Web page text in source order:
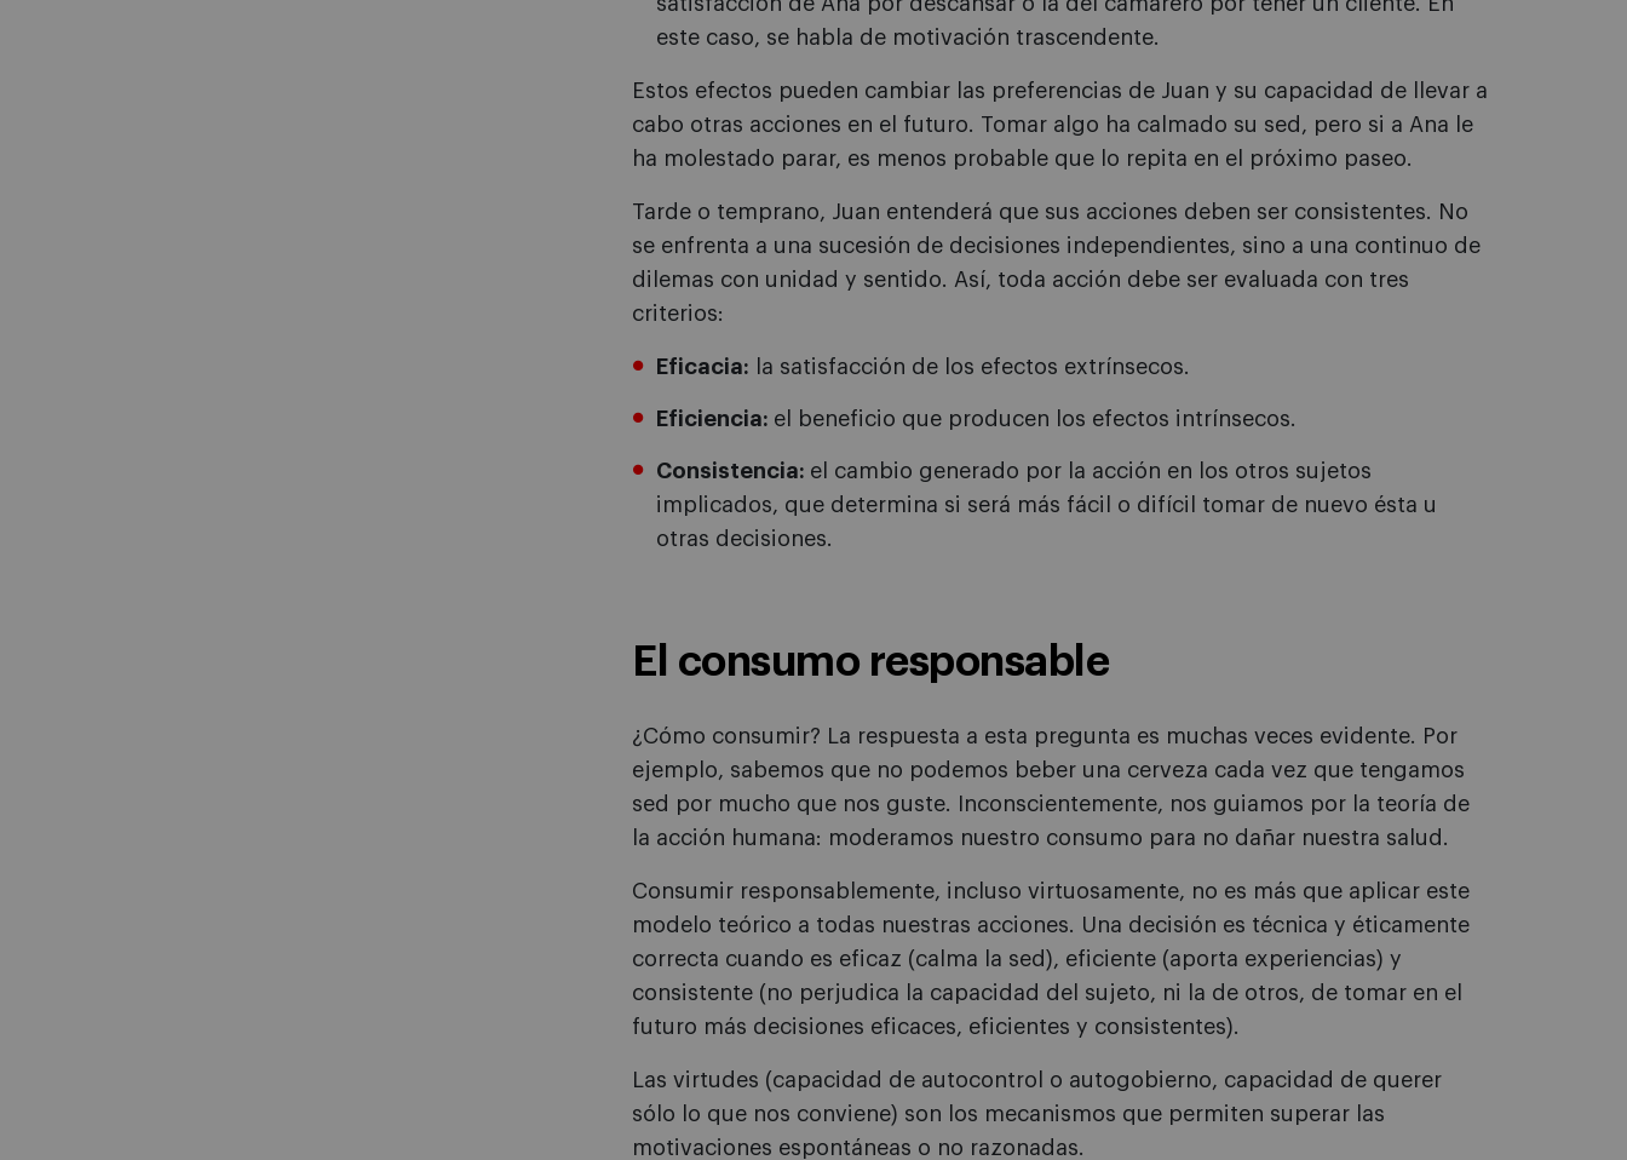
este caso, se habla de motivación trascendente.
Estos efectos pueden cambiar las preferencias de Juan y su capacidad de llevar a
cabo otras acciones en el futuro. Tomar algo ha calmado su sed, pero si a Ana le
ha molestado parar, es menos probable que lo repita en el próximo paseo.
Tarde o temprano, Juan entenderá que sus acciones deben ser consistentes. No
se enfrenta a una sucesión de decisiones independientes, sino a una continuo de
dilemas con unidad y sentido. Así, toda acción debe ser evaluada con tres
criterios:
Eficacia: la satisfacción de los efectos extrínsecos.
Eficiencia: el beneficio que producen los efectos intrínsecos.
Consistencia: el cambio generado por la acción en los otros sujetos
implicados, que determina si será más fácil o difícil tomar de nuevo ésta u
otras decisiones.
El consumo responsable
¿Cómo consumir? La respuesta a esta pregunta es muchas veces evidente. Por
ejemplo, sabemos que no podemos beber una cerveza cada vez que tengamos
sed por mucho que nos guste. Inconscientemente, nos guiamos por la teoría de
la acción humana: moderamos nuestro consumo para no dañar nuestra salud.
Consumir responsablemente, incluso virtuosamente, no es más que aplicar este
modelo teórico a todas nuestras acciones. Una decisión es técnica y éticamente
correcta cuando es eficaz (calma la sed), eficiente (aporta experiencias) y
consistente (no perjudica la capacidad del sujeto, ni la de otros, de tomar en el
futuro más decisiones eficaces, eficientes y consistentes).
Las virtudes (capacidad de autocontrol o autogobierno, capacidad de querer
sólo lo que nos conviene) son los mecanismos que permiten superar las
motivaciones espontáneas o no razonadas.